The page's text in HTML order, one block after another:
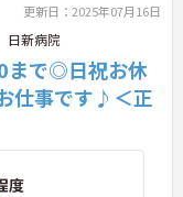
更新日：2025年07月16日
新病院
まで◎日祝お休
仕事です♪＜正
度